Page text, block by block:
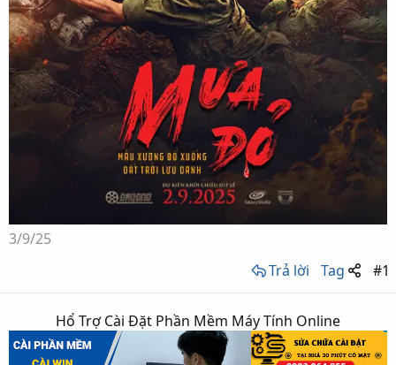
3/9/25
Trả lời
Tag #1
Hổ Trợ Cài Đặt Phần Mềm Máy Tính Online